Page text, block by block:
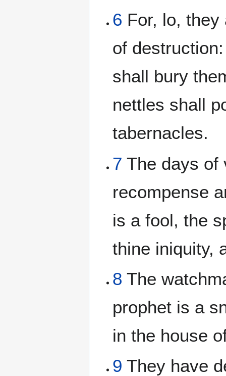
6 For, lo, they
of
shall bury
nettles shall
tabernacles.
7 The days of
recompense
is a fool, the
thine iniquity,
8 The
prophet is a
in the house
9 They have